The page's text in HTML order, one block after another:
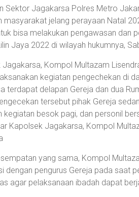
Sektor Jagakarsa Polres Metro
masyarakat jelang perayaan Natal
bisa melakukan pengawasan dan
Jaya 2022 di wilayah hukumnya,
Jagakarsa, Kompol Multazam
kegiatan pengechekan di
terdapat delapan Gereja dan dua
tersebut pihak Gereja
kegiatan besok pagi, dan personil
Kapolsek Jagakarsa, Kompol
yang sama, Kompol
dengan pengurus Gereja pada saat
agar pelaksanaan ibadah dapat